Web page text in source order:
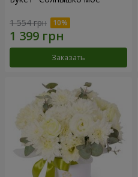
1 554 грн
Заказать